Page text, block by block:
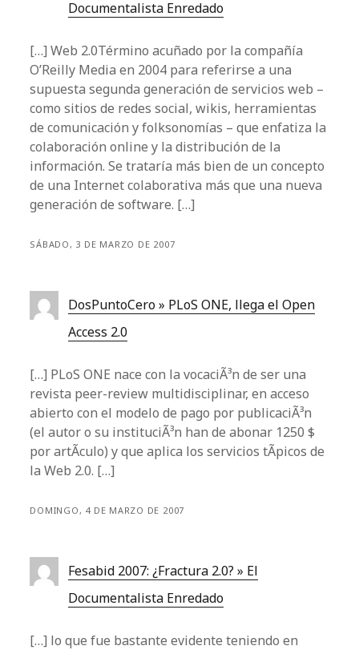
Documentalista Enredado
[…] Web 2.0Término acuñado por la compañía
O’Reilly Media en 2004 para referirse a una
supuesta segunda generación de servicios web –
como sitios de redes social, wikis, herramientas
de comunicación y folksonomías – que enfatiza la
colaboración online y la distribución de la
información. Se trataría más bien de un concepto
de una Internet colaborativa más que una nueva
generación de software. […]
SÁBADO, 3 DE MARZO DE 2007
DosPuntoCero » PLoS ONE, llega el Open
Access 2.0
[…] PLoS ONE nace con la vocaciÃ³n de ser una
revista peer-review multidisciplinar, en acceso
abierto con el modelo de pago por publicaciÃ³n
(el autor o su instituciÃ³n han de abonar 1250 $
por artÃ­culo) y que aplica los servicios tÃ­picos de
la Web 2.0. […]
DOMINGO, 4 DE MARZO DE 2007
Fesabid 2007: ¿Fractura 2.0? » El
Documentalista Enredado
[…] lo que fue bastante evidente teniendo en